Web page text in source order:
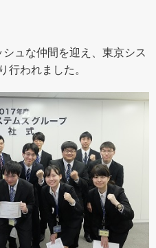
ュな仲間を迎え、東京シス
行われました。